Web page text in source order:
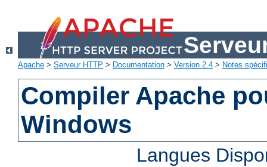
Apache > Serveur HTTP > Documentation > Version 2.4 > Notes
Compiler Apache
Windows
Langues